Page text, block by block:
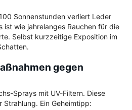
Sonnenstunden verliert Leder
ist wie jahrelanges Rauchen für die
Selbst kurzzeitige Exposition im
gegen
Sprays mit UV-Filtern. Diese
Ein Geheimtipp: